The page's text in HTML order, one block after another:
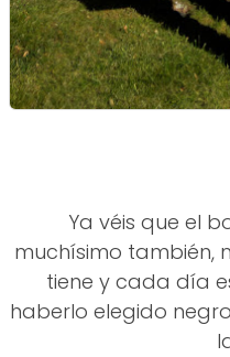
Ya véis que el
muchísimo también,
tiene y cada día
haberlo elegido